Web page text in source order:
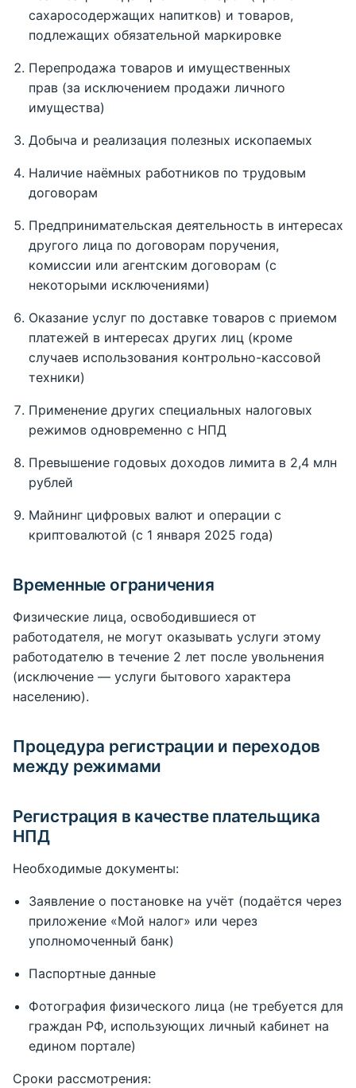
сахаросодержащих напитков) и товаров,
подлежащих обязательной маркировке
Перепродажа товаров и имущественных
прав (за исключением продажи личного
имущества)
Добыча и реализация полезных ископаемых
Наличие наёмных работников по трудовым
договорам
Предпринимательская деятельность в интересах
другого лица по договорам поручения,
комиссии или агентским договорам (с
некоторыми исключениями)
Оказание услуг по доставке товаров с приемом
платежей в интересах других лиц (кроме
случаев использования контрольно-кассовой
техники)
Применение других специальных налоговых
режимов одновременно с НПД
Превышение годовых доходов лимита в 2,4 млн
рублей
Майнинг цифровых валют и операции с
криптовалютой (с 1 января 2025 года)
Временные ограничения
Физические лица, освободившиеся от
работодателя, не могут оказывать услуги этому
работодателю в течение 2 лет после увольнения
(исключение — услуги бытового характера
населению).
Процедура регистрации и переходов
между режимами
Регистрация в качестве плательщика
НПД
Необходимые документы:
Заявление о постановке на учёт (подаётся через
приложение «Мой налог» или через
уполномоченный банк)
Паспортные данные
Фотография физического лица (не требуется для
граждан РФ, использующих личный кабинет на
едином портале)
Сроки рассмотрения: